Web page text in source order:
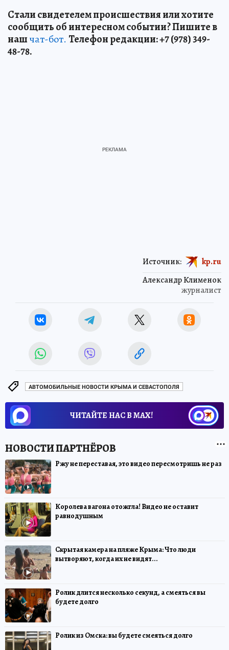
Стали свидетелем происшествия или хотите
сообщить об интересном событии? Пишите в
нашчат-бот. Телефон редакции: +7 (978) 349-
48-78.
Александр Клименок
журналист
Источник: kp.ru
АВТОМОБИЛЬНЫЕ НОВОСТИ КРЫМА И СЕВАСТОПОЛЯ
ЧИТАЙТЕ НАС В МАХ!
Ржу не переставая, это видео пересмотришь не раз
Королева вагона отожгла! Видео не оставит
равнодушным
Скрытая камера на пляже Крыма: Что люди
вытворяют, когда их не видят...
Ролик длится несколько секунд, а смеяться вы
будете долго
Ролик из Омска: вы будете смеяться долго